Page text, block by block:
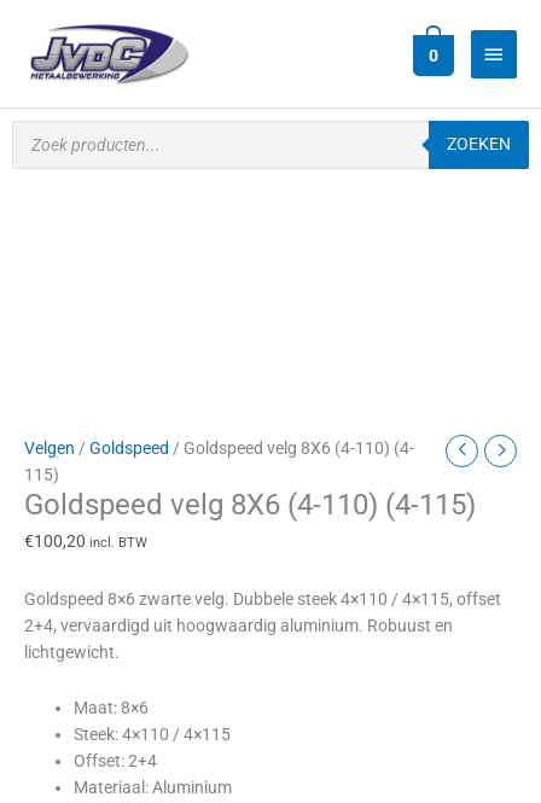
0
Producten
zoeken
ZOEKEN
Velgen / Goldspeed / Goldspeed velg 8X6 (4-110) (4-
115)
Goldspeed velg 8X6 (4-110) (4-115)
€100,20 incl. BTW
Goldspeed 8×6 zwarte velg. Dubbele steek 4×110 / 4×115, offset
2+4, vervaardigd uit hoogwaardig aluminium. Robuust en
lichtgewicht.
Maat: 8×6
Steek: 4×110 / 4×115
Offset: 2+4
Materiaal: Aluminium